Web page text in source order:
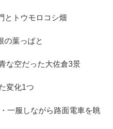
とトウモロコシ畑
の葉っぱと
な空だった大佐倉3景
変化1つ
一服しながら路面電車を眺